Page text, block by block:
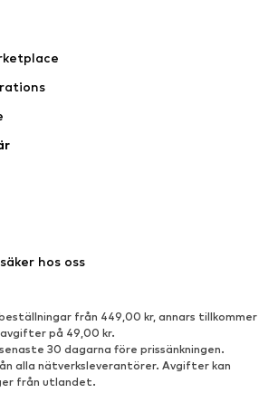
Sporttyper
hos oss
från 449,00 kr, annars tillkommer
på 49,00 kr.
30 dagarna före prissänkningen.
alla nätverksleverantörer. Avgifter kan
från utlandet.